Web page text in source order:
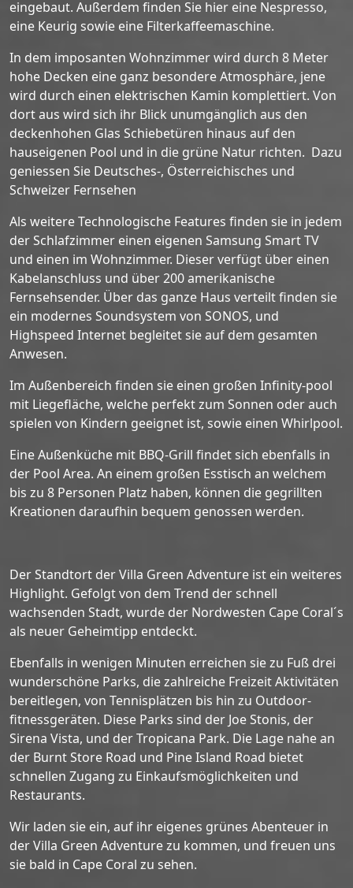
eingebaut. Außerdem finden Sie hier eine Nespresso,
eine Keurig sowie eine Filterkaffeemaschine.
In dem imposanten Wohnzimmer wird durch 8 Meter
hohe Decken eine ganz besondere Atmosphäre, jene
wird durch einen elektrischen Kamin komplettiert. Von
dort aus wird sich ihr Blick unumgänglich aus den
deckenhohen Glas Schiebetüren hinaus auf den
hauseigenen Pool und in die grüne Natur richten. Dazu
geniessen Sie Deutsches-, Österreichisches und
Schweizer Fernsehen
Als weitere Technologische Features finden sie in jedem
der Schlafzimmer einen eigenen Samsung Smart TV
und einen im Wohnzimmer. Dieser verfügt über einen
Kabelanschluss und über 200 amerikanische
Fernsehsender. Über das ganze Haus verteilt finden sie
ein modernes Soundsystem von SONOS, und
Highspeed Internet begleitet sie auf dem gesamten
Anwesen.
Im Außenbereich finden sie einen großen Infinity-pool
mit Liegefläche, welche perfekt zum Sonnen oder auch
spielen von Kindern geeignet ist, sowie einen Whirlpool.
Eine Außenküche mit BBQ-Grill findet sich ebenfalls in
der Pool Area. An einem großen Esstisch an welchem
bis zu 8 Personen Platz haben, können die gegrillten
Kreationen daraufhin bequem genossen werden.
Der Standtort der Villa Green Adventure ist ein weiteres
Highlight. Gefolgt von dem Trend der schnell
wachsenden Stadt, wurde der Nordwesten Cape Coral´s
als neuer Geheimtipp entdeckt.
Ebenfalls in wenigen Minuten erreichen sie zu Fuß drei
wunderschöne Parks, die zahlreiche Freizeit Aktivitäten
bereitlegen, von Tennisplätzen bis hin zu Outdoor-
fitnessgeräten. Diese Parks sind der Joe Stonis, der
Sirena Vista, und der Tropicana Park. Die Lage nahe an
der Burnt Store Road und Pine Island Road bietet
schnellen Zugang zu Einkaufsmöglichkeiten und
Restaurants.
Wir laden sie ein, auf ihr eigenes grünes Abenteuer in
der Villa Green Adventure zu kommen, und freuen uns
sie bald in Cape Coral zu sehen.